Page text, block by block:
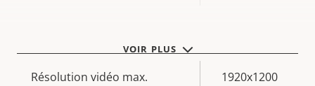
VOIR PLUS
Description
Valeur de
Résolution vidéo max. 1920x1200